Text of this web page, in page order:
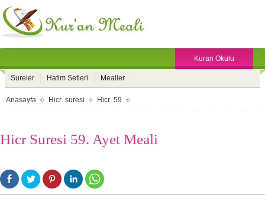
Kuran Okulu
Sureler Hatim Setleri Mealler
Anasayfa Hicr suresi Hicr 59
Hicr Suresi 59. Ayet Meali